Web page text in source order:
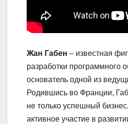
Жан Габен – известная
разработки программного
основатель одной из
Родившись во Франции,
не только успешный
активное участие в